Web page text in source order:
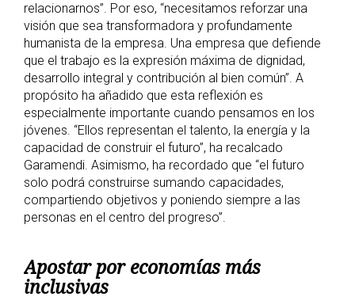
relacionarnos”. Por eso, “necesitamos reforzar una
visión que sea transformadora y profundamente
humanista de la empresa. Una empresa que defiende
que el trabajo es la expresión máxima de dignidad,
desarrollo integral y contribución al bien común”. A
propósito ha añadido que esta reflexión es
especialmente importante cuando pensamos en los
jóvenes. “Ellos representan el talento, la energía y la
capacidad de construir el futuro”, ha recalcado
Garamendi. Asimismo, ha recordado que “el futuro
solo podrá construirse sumando capacidades,
compartiendo objetivos y poniendo siempre a las
personas en el centro del progreso”.
Apostar por economías más
inclusivas